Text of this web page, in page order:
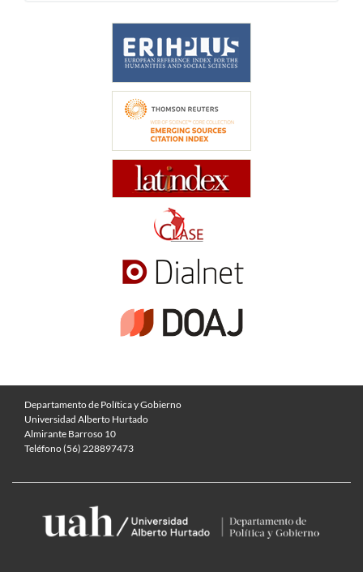
Departamento de Política y Gobierno
Universidad Alberto Hurtado
Almirante Barroso 10
Teléfono (56) 228897473